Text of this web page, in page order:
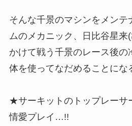
そんな千景のマシンをメンテ
ムのメカニック、日比谷星来
かけて戦う千景のレース後の
体を使ってなだめることに
★サーキットのトップレーサ
情愛プレイ…!!